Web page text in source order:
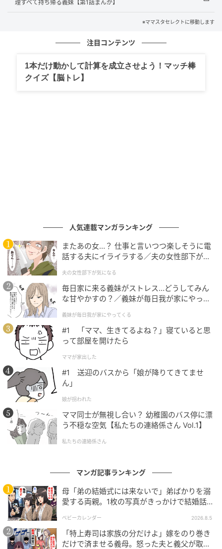
ましょう。多かったのは「義母の料理は美味しくない
う意見でした。普段の義母の料理や台所の様子がイマ
うのも無理はないですよね。特に衛生的に信用できな
いと、旦那さんや子どもにも食べさせたくないと思っ
出典：https://mamastar.jp/bbs/topic/4515882
『うちの義母、適量を知らなくてすごい量を持ってくる。しか
もうちの家族にはあんまり刺さらないやつ。よくそんな自信
満々にこの量を持ってくるな～と思うもん。「今日食べないや
つは冷凍して！」と言うけど、誰も喜ばないもののために冷凍
庫のスペースを使って保存しておく意味ないよなーと思う』
出典：https://mamastar.jp/bbs/topic/4515882
また自宅にこられるのが気を遣うから嫌という人もい
ました。義母が家にくるとなると、ただ手料理を置い
て終わりというわけにもいかないですよね。招くため
に家を掃除したり、お茶を出したりと、ママにとって
はそれなりの負担になってしまいます。「こられるく
らいなら取りに行く」という意見もありました。この
他にも「大量に持ってこられるから、保存や処分に困
手の込んだ美味しい料理を作ってくれるからあ
りがたい！
『おからとひじき煮は美味しいから取りに行く』
理すべて持ち帰る義妹【第1話まんが】
※ママスタセレクトに移動します
注目コンテンツ
1本だけ動かして計算を成立させよう！マッチ棒
クイズ【脳トレ】
人気連載マンガランキング
またあの女…？ 仕事と言いつつ楽しそうに電
話する夫にイライラする／夫の女性部下が気
夫の女性部下が気になる
毎日家に来る義妹がストレス…どうしてみん
な甘やかすの？／義妹が毎日我が家にやって
が】
義妹が毎日我が家にやってくる
#1 「ママ、生きてるよね？」寝ていると思
って部屋を開けたら
ママが家出した
#1 送迎のバスから「娘が降りてきてませ
ん」
娘が拐われた
ママ同士が無視し合い？ 幼稚園のバス停に漂
う不穏な空気【私たちの連絡係さん Vol.1】
私たちの連絡係さん
マンガ記事ランキング
母「弟の結婚式には来ないで」弟ばかりを溺
愛する両親。1枚の写真がきっかけで結婚話が
ベビーカレンダー 2026.8.5
「特上寿司は家族の分だけよ」嫁をのり巻き
だけで済ませる義母。怒った夫と義父が取っ